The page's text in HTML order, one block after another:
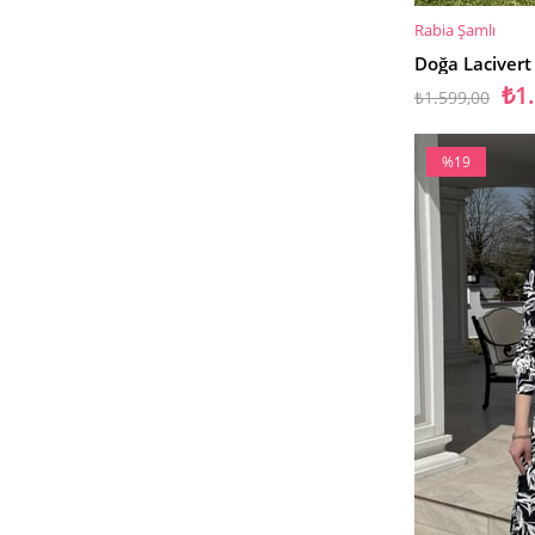
SEPETE EKLE
Rabia Şamlı
Doğa
₺1.599,00
%19
İndirim
%19İndirim